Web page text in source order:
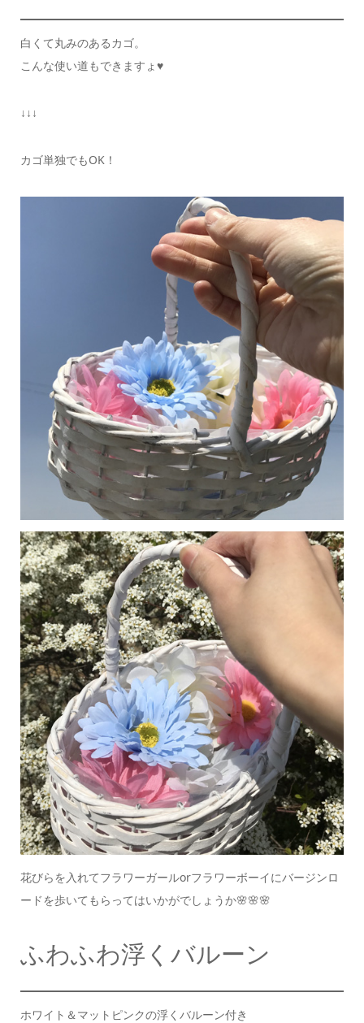
白くて丸みのあるカゴ。
こんな使い道もできますょ♥️
↓↓↓
カゴ単独でもOK！
花びらを入れてフラワーガールorフラワーボーイにバージンロ
ードを歩いてもらってはいかがでしょうか🌸🌸🌸
ふわふわ浮くバルーン
ホワイト＆マットピンクの浮くバルーン付き